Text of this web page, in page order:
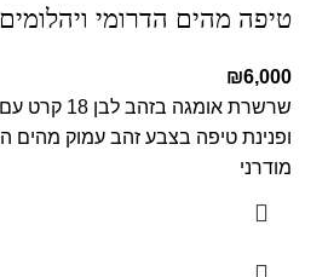
טיפה מהים הדרומי ויהלומים
₪6,000
שרשרת אומגה
ופנינת טיפה בצבע זהב עמוק מהים
מודרני